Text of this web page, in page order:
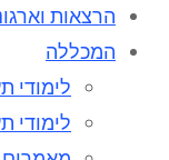
הרצאות
המכללה
לימודי
לימודי